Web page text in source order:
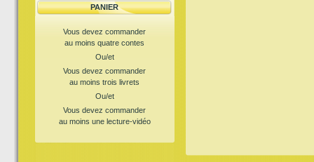
PANIER
Vous devez commander
au moins quatre contes
Ou/et
Vous devez commander
au moins trois livrets
Ou/et
Vous devez commander
au moins une lecture-vidéo